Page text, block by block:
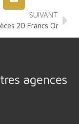
SUIVANT
20 Francs Or
agences